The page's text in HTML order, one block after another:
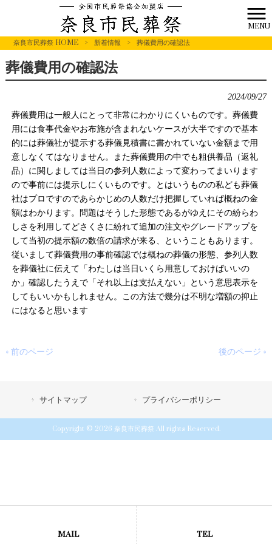
MENU
奈良市民葬祭 HOME
> 新着情報 > 葬儀費用の確認法
葬儀費用の確認法
2024/09/27
葬儀費用は一般人にとって非常にわかりにくいものです。葬儀費
用には食事代金やお布施が含まれないケースが大半ですので基本
的には葬儀社が提示する葬儀見積書に書かれていない金額まで用
意しなくてはなりません。また葬儀費用の中でも粗供養品（返礼
品）に関しましては当日の参列人数によって変わってまいります
ので事前には提示しにくいものです。とはいうものの私ども葬儀
社はプロですのであらかじめの人数だけ把握していれば概ねの金
額はわかります。問題はそうした形態であるがゆえにその紛らわ
しさを利用してどさくさに紛れて追加の注文やグレードアップを
して当初の提示額の数倍の請求が来る、ということもあります。
従いまして葬儀費用の事前確認では概ねの葬儀の形態、参列人数
を葬儀社に伝えて「わたしは当日いくら用意しておけばいいの
か」確認したうえで「それ以上は支払えない」という意思表示を
してもいいかもしれません。この方法で幾分は不明な増額の抑止
にはなると思います
« 前のページ 後のページ »
サイトマップ プライバシーポリシー
Copyright © 2026 奈良市民葬祭 All rights Reserved.
MAIL TEL